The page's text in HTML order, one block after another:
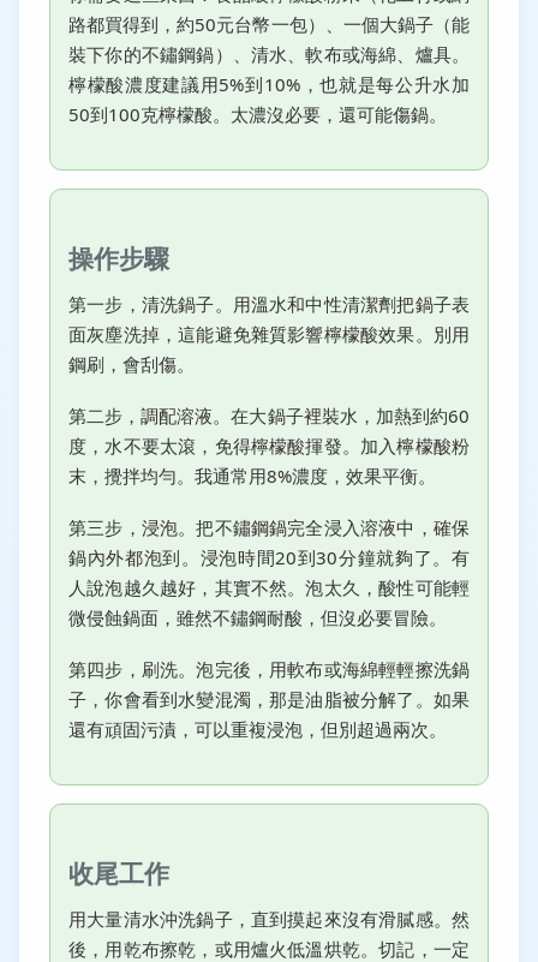
路都買得到，約50元台幣一包）、一個大鍋子（能
裝下你的不鏽鋼鍋）、清水、軟布或海綿、爐具。
檸檬酸濃度建議用5%到10%，也就是每公升水加
50到100克檸檬酸。太濃沒必要，還可能傷鍋。
操作步驟
第一步，清洗鍋子。用溫水和中性清潔劑把鍋子表
面灰塵洗掉，這能避免雜質影響檸檬酸效果。別用
鋼刷，會刮傷。
第二步，調配溶液。在大鍋子裡裝水，加熱到約60
度，水不要太滾，免得檸檬酸揮發。加入檸檬酸粉
末，攪拌均勻。我通常用8%濃度，效果平衡。
第三步，浸泡。把不鏽鋼鍋完全浸入溶液中，確保
鍋內外都泡到。浸泡時間20到30分鐘就夠了。有
人說泡越久越好，其實不然。泡太久，酸性可能輕
微侵蝕鍋面，雖然不鏽鋼耐酸，但沒必要冒險。
第四步，刷洗。泡完後，用軟布或海綿輕輕擦洗鍋
子，你會看到水變混濁，那是油脂被分解了。如果
還有頑固污漬，可以重複浸泡，但別超過兩次。
收尾工作
用大量清水沖洗鍋子，直到摸起來沒有滑膩感。然
後，用乾布擦乾，或用爐火低溫烘乾。切記，一定